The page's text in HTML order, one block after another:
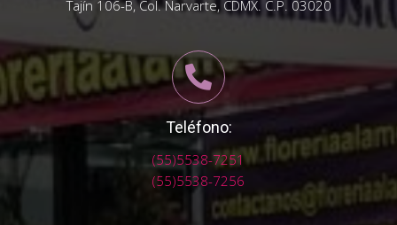
Tajín 106-B, Col. Narvarte, CDMX. C.P. 03020
Teléfono:
(55)5538-7251
(55)5538-7256